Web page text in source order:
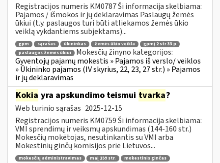
Registracijos numeris KM0787 Ši informacija skelbiama:
Pajamos / išmokos ir jų deklaravimas Paslaugų žemės
ūkiui (t.y. paslaugos turi būti atliekamos žemės ūkio
veiklą vykdantiems subjektams)...
gpm sąrašas ūkininkas žemės ūkio veikla
gpmį 2 str 33 p
paslaugos žemės ūkiui
Mokesčių žinyno kategorijos:
Gyventojų pajamų mokestis » Pajamos iš verslo/ veiklos
» Ūkininko pajamos (IV skyrius, 22, 23, 27 str.) » Pajamos
ir jų deklaravimas
Kokia yra apskundimo teismui tvarka?
Web turinio sąrašas 2025-12-15
Registracijos numeris KM0759 Ši informacija skelbiama:
VMI sprendimų ir veiksmų apskundimas (144-160 str.)
Mokesčių mokėtojas, nesutinkantis su VMI arba
Mokestinių ginčų komisijos prie Lietuvos...
mokesčių administravimas maį 159 str.
mokestinis ginčas